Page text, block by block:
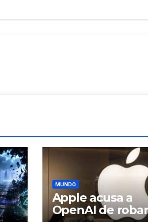
MUNDO
Apple acusa a
OpenAI de robar